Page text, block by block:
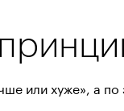
или хуже», а по